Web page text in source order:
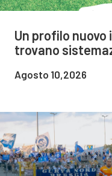
Un profilo
trovano
Agosto 10,2026